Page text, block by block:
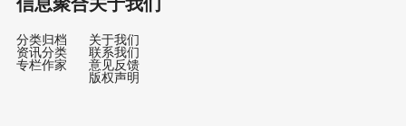
分类归档
资讯分类
专栏作家
关于我们
联系我们
意见反馈
版权声明